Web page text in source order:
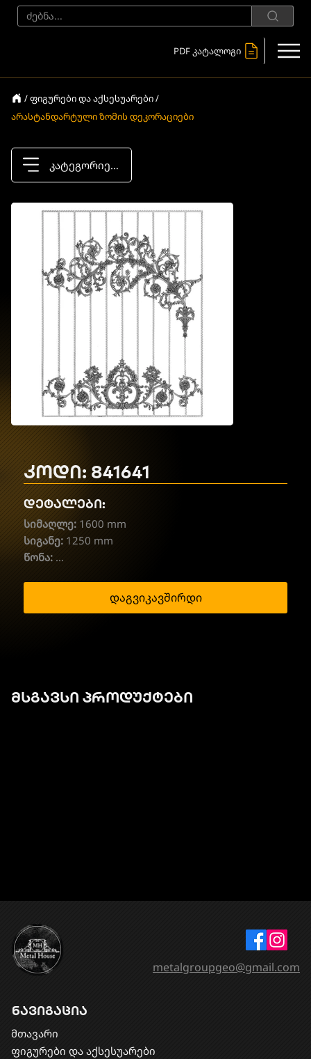
PDF კატალოგი
/ ფიგურები და აქსესუარები /
არასტანდარტული ზომის დეკორაციები
კატეგორიები
კოდი: 841641
დეტალები:
სიმაღლე: 1600 mm
სიგანე: 1250 mm
წონა: ...
დაგვიკავშირდი
მსგავსი პროდუქტები
ნავიგაცია
მთავარი
ფიგურები და აქსესუარები
metalgroupgeo@gmail.com